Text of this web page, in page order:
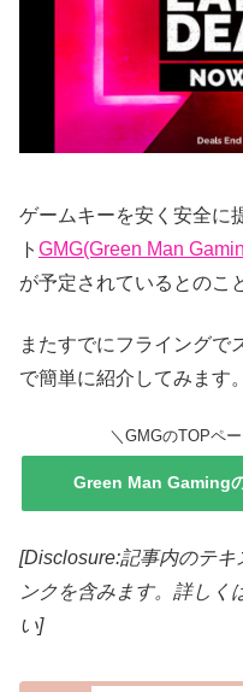
ゲームキーを安く安全に
ト GMG(Green Man
が予定されているとのこ
またすでにフライングで
で簡単に紹介してみます。
＼GMGのTOPペ
Green Man Gaming
[Disclosure:記事内のテキ
ンクを含みます。詳しく
い]